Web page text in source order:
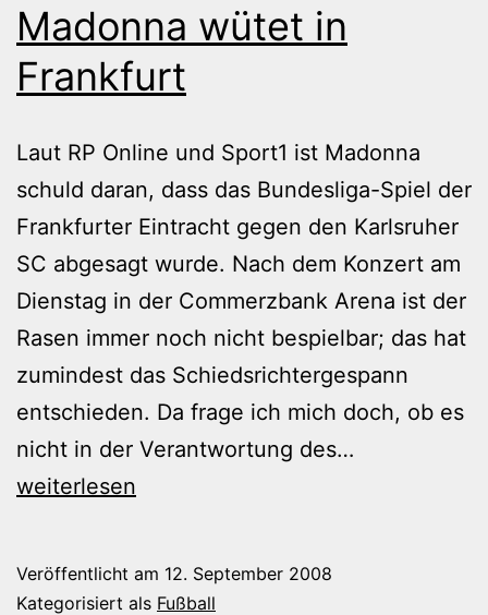
Madonna wütet in
Frankfurt
Laut RP Online und Sport1 ist Madonna
schuld daran, dass das Bundesliga-Spiel der
Frankfurter Eintracht gegen den Karlsruher
SC abgesagt wurde. Nach dem Konzert am
Dienstag in der Commerzbank Arena ist der
Rasen immer noch nicht bespielbar; das hat
zumindest das Schiedsrichtergespann
entschieden. Da frage ich mich doch, ob es
nicht in der Verantwortung des…
weiterlesen
Veröffentlicht am 12. September 2008
Kategorisiert als Fußball